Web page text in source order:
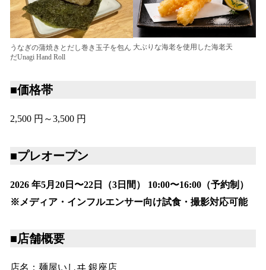
うなぎの蒲焼きとだし巻き玉子を包ん
だUnagi Hand Roll
大ぶりな海老を使用した海老天
■価格帯
2,500 円～3,500 円
■プレオープン
2026 年5月20日〜22日（3日間） 10:00〜16:00（予約制）
※メディア・インフルエンサー向け試食・撮影対応可能
■店舗概要
店名：麺屋いしヰ 銀座店